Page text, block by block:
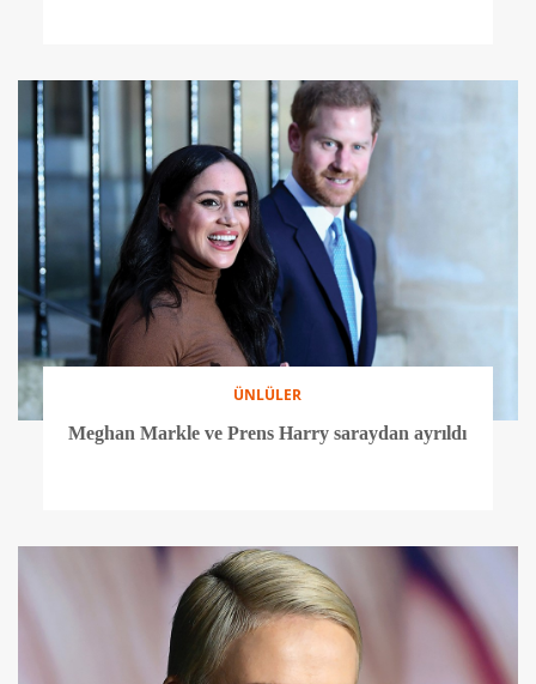
ÜNLÜLER
Meghan Markle ve Prens Harry saraydan ayrıldı